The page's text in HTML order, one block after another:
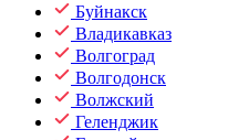
Буйнакск
Владикавказ
Волгоград
Волгодонск
Волжский
Геленджик